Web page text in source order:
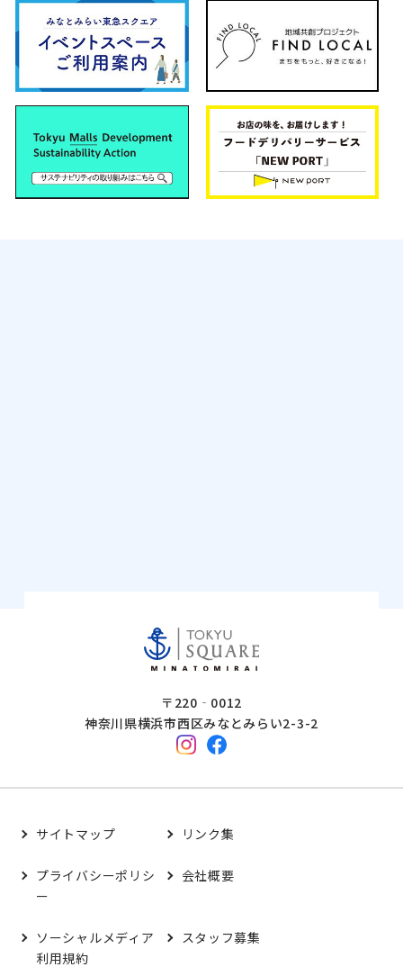
〒220‐0012
神奈川県横浜市西区みなとみらい2-3-2
サイトマップ リンク集
プライバシーポリシ
ー
会社概要
ソーシャルメディア
利用規約
スタッフ募集